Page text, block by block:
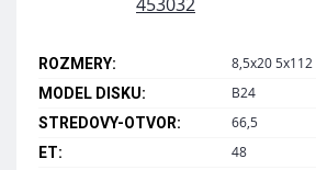
ROZMERY: 8,5x20 5x112
MODEL DISKU: B24
STREDOVY-OTVOR: 66,5
ET: 48